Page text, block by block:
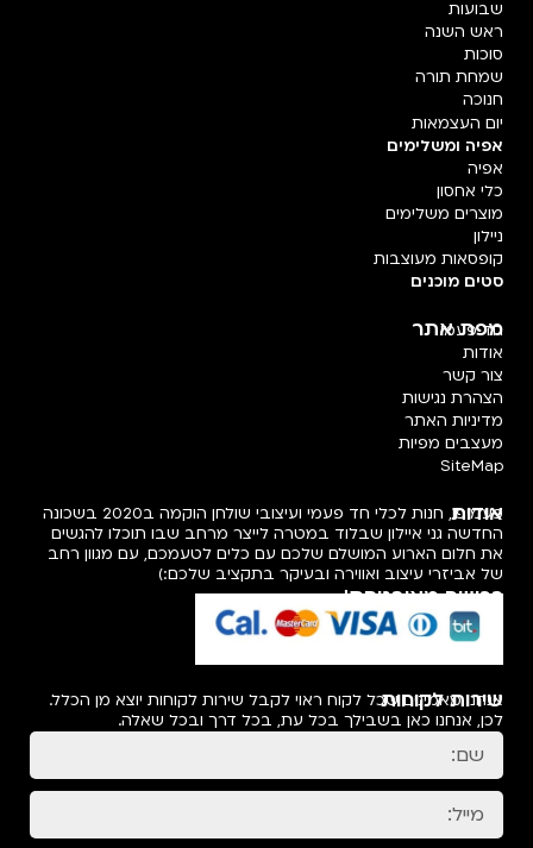
שבועות
ראש השנה
סוכות
שמחת תורה
חנוכה
יום העצמאות
אפיה ומשלימים
אפיה
כלי אחסון
מוצרים משלימים
ניילון
קופסאות מעוצבות
סטים מוכנים
מפת אתר
חד פעמי
אודות
צור קשר
הצהרת נגישות
מדיניות האתר
מעצבים מפיות
SiteMap
אודות
פעמיפו, חנות לכלי חד פעמי ועיצובי שולחן הוקמה ב2020 בשכונה
החדשה גני איילון שבלוד במטרה לייצר מרחב שבו תוכלו להגשים
את חלום הארוע המושלם שלכם עם כלים לטעמכם, עם מגוון רחב
של אביזרי עיצוב ואווירה ובעיקר בתקציב שלכם:)
רכישה מאובטחת!
שירות לקוחות
אנחנו מאמינים שכל לקוח ראוי לקבל שירות לקוחות יוצא מן הכלל.
לכן, אנחנו כאן בשבילך בכל עת, בכל דרך ובכל שאלה.